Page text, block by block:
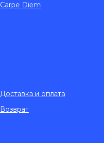
Доставка и оплата
Возврат
Carpe Diem